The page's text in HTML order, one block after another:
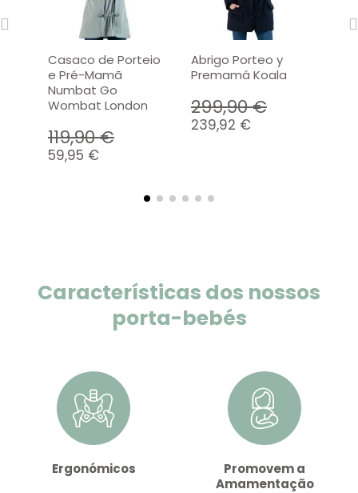
Casaco de Porteio
e Pré-Mamã
Numbat Go
Wombat London
119,90 €
59,95 €
Abrigo Porteo y
Premamá Koala
299,90 €
239,92 €
Características dos nossos
porta-bebés
Ergonómicos
Promovem a
Amamentação